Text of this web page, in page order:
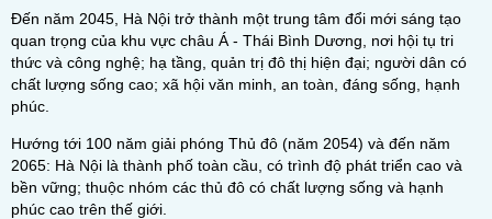
Đến năm 2045, Hà Nội trở thành một trung tâm đổi mới sáng tạo
quan trọng của khu vực châu Á - Thái Bình Dương, nơi hội tụ tri
thức và công nghệ; hạ tầng, quản trị đô thị hiện đại; người dân có
chất lượng sống cao; xã hội văn minh, an toàn, đáng sống, hạnh
phúc.
Hướng tới 100 năm giải phóng Thủ đô (năm 2054) và đến năm
2065: Hà Nội là thành phố toàn cầu, có trình độ phát triển cao và
bền vững; thuộc nhóm các thủ đô có chất lượng sống và hạnh
phúc cao trên thế giới.